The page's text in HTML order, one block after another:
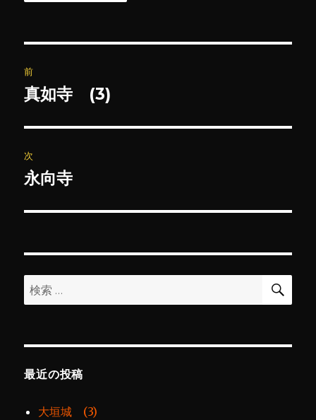
稿
ビ
ゲ
ー
ン
前
前
投
稿:
真如寺 (3)
次
次
投
永向寺
検
索:
検
最近の投稿
大垣城 (3)